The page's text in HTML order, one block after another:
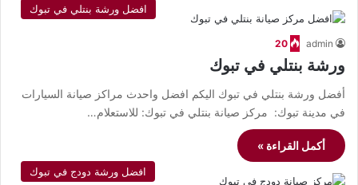
افضل ورشة بنتلي في تبوك
admin
20
ورشة بنتلي في تبوك
أفضل ورشة بنتلي في تبوك اليكم افضل واحدث مراكز صيانة السيارات
في مدينة تبوك: مركز صيانة بنتلي في تبوك: للاستعلام…
أكمل القراءة »
افضل ورشة دودج في تبوك